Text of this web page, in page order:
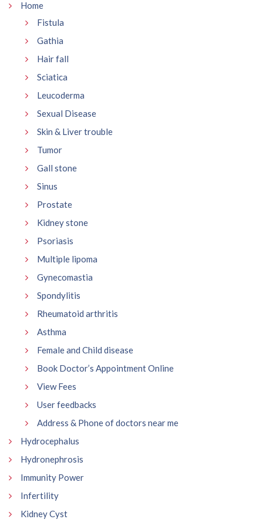
Home
Fistula
Gathia
Hair fall
Sciatica
Leucoderma
Sexual Disease
Skin & Liver trouble
Tumor
Gall stone
Sinus
Prostate
Kidney stone
Psoriasis
Multiple lipoma
Gynecomastia
Spondylitis
Rheumatoid arthritis
Asthma
Female and Child disease
Book Doctor’s Appointment Online
View Fees
User feedbacks
Address & Phone of doctors near me
Hydrocephalus
Hydronephrosis
Immunity Power
Infertility
Kidney Cyst